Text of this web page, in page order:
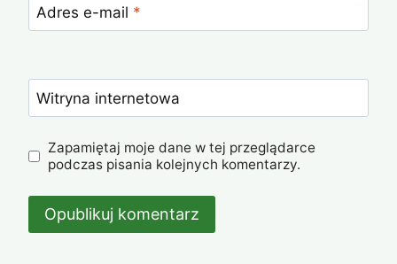
Adres e-mail *
Witryna internetowa
Zapamiętaj moje dane w tej przeglądarce
podczas pisania kolejnych komentarzy.